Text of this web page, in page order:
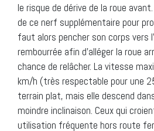
le risque de dérive de la roue
de ce nerf supplémentaire pour
faut alors pencher son corps vers
rembourrée afin d’alléger la roue
chance de relâcher. La vitesse
km/h (très respectable pour une
terrain plat, mais elle descend
moindre inclinaison. Ceux qui
utilisation fréquente hors route